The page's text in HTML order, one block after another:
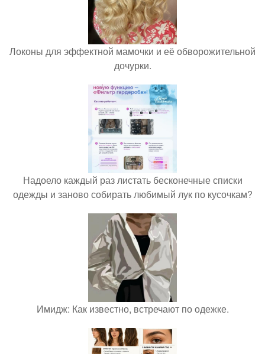
Локоны для эффектной мамочки и её обворожительной
дочурки.
Надоело каждый раз листать бесконечные списки
одежды и заново собирать любимый лук по кусочкам?
Имидж: Как известно, встречают по одежке.